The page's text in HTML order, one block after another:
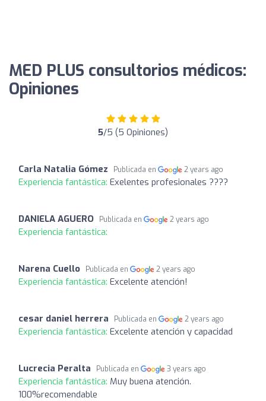
MED PLUS consultorios médicos:
Opiniones
5/5 (5 Opiniones)
Carla Natalia Gómez Publicada en 2 years ago
Experiencia fantástica: Exelentes profesionales ????
DANIELA AGUERO Publicada en 2 years ago
Experiencia fantástica:
Narena Cuello Publicada en 2 years ago
Experiencia fantástica: Excelente atención!
cesar daniel herrera Publicada en 2 years ago
Experiencia fantástica: Excelente atención y capacidad
Lucrecia Peralta Publicada en 3 years ago
Experiencia fantástica: Muy buena atención.
100%recomendable